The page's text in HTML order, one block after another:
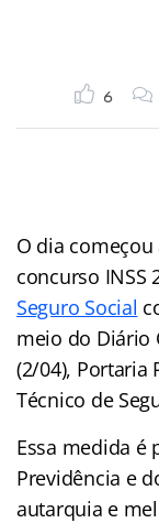
6
O dia
concurso INSS
Seguro Social
meio do Diário
(2/04), Portaria
Técnico de
Essa medida é
Previdência e
autarquia e